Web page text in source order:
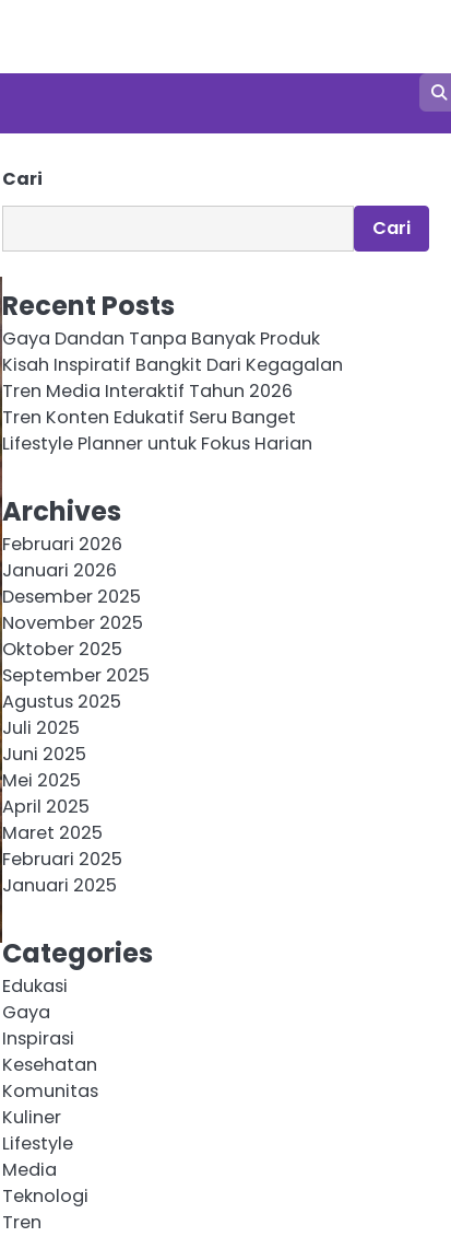
Cari
Cari
Recent Posts
Gaya Dandan Tanpa Banyak Produk
Kisah Inspiratif Bangkit Dari Kegagalan
Tren Media Interaktif Tahun 2026
Tren Konten Edukatif Seru Banget
Lifestyle Planner untuk Fokus Harian
Archives
Februari 2026
Januari 2026
Desember 2025
November 2025
Oktober 2025
September 2025
Agustus 2025
Juli 2025
Juni 2025
Mei 2025
April 2025
Maret 2025
Februari 2025
Januari 2025
Categories
Edukasi
Gaya
Inspirasi
Kesehatan
Komunitas
Kuliner
Lifestyle
Media
Teknologi
Tren